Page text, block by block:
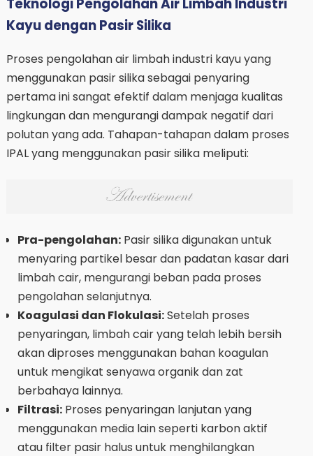
Kayu dengan Pasir Silika
Proses pengolahan air limbah industri kayu yang
menggunakan pasir silika sebagai penyaring
pertama ini sangat efektif dalam menjaga kualitas
lingkungan dan mengurangi dampak negatif dari
polutan yang ada. Tahapan-tahapan dalam proses
IPAL yang menggunakan pasir silika meliputi:
Pra-pengolahan:Pasir silika digunakan untuk
menyaring partikel besar dan padatan kasar dari
limbah cair, mengurangi beban pada proses
pengolahan selanjutnya.
Koagulasi dan Flokulasi:Setelah proses
penyaringan, limbah cair yang telah lebih bersih
akan diproses menggunakan bahan koagulan
untuk mengikat senyawa organik dan zat
berbahaya lainnya.
Filtrasi:Proses penyaringan lanjutan yang
menggunakan media lain seperti karbon aktif
atau filter pasir halus untuk menghilangkan